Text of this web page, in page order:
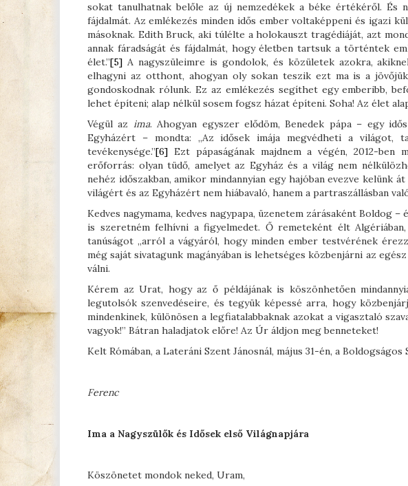
sokat tanulhatnak belőle az új nemzedékek a béke értékéről. És
fájdalmát. Az emlékezés minden idős ember voltaképpeni és igazi
másoknak. Edith Bruck, aki túlélte a holokauszt tragédiáját, azt
annak fáradságát és fájdalmát, hogy életben tartsuk a történtek
élet.”[5] A nagyszüleimre is gondolok, és közületek azokra,
elhagyni az otthont, ahogyan oly sokan teszik ezt ma is a
gondoskodnak rólunk. Ez az emlékezés segíthet egy emberibb,
lehet építeni; alap nélkül sosem fogsz házat építeni. Soha! Az élet
Végül az ima. Ahogyan egyszer elődöm, Benedek pápa – egy
Egyházért – mondta: „Az idősek imája megvédheti a világot,
tevékenysége.”[6] Ezt pápaságának majdnem a végén, 2012-ben
erőforrás: olyan tüdő, amelyet az Egyház és a világ nem
nehéz időszakban, amikor mindannyian egy hajóban evezve kelünk
világért és az Egyházért nem hiábavaló, hanem a partraszállásban
Kedves nagymama, kedves nagypapa, üzenetem zárásaként Boldog
is szeretném felhívni a figyelmedet. Ő remeteként élt
tanúságot „arról a vágyáról, hogy minden ember testvérének
még saját sivatagunk magányában is lehetséges közbenjárni az
válni.
Kérem az Urat, hogy az ő példájának is köszönhetően
legutolsók szenvedéseire, és tegyük képessé arra, hogy
mindenkinek, különösen a legfiatalabbaknak azokat a vigasztaló
vagyok!” Bátran haladjatok előre! Az Úr áldjon meg benneteket!
Kelt Rómában, a Lateráni Szent Jánosnál, május 31-én, a
Ferenc
Ima a Nagyszülők és Idősek első Világnapjára
Köszönetet mondok neked, Uram,